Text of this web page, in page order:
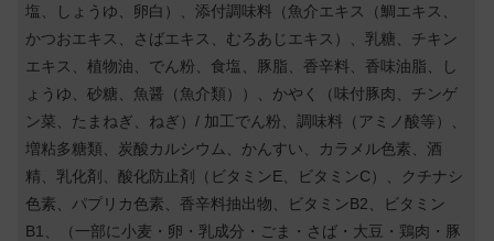
塩、しょうゆ、卵白）、添付調味料（魚介エキス（鯛エキス、
かつおエキス、さばエキス、むろあじエキス）、乳糖、チキン
エキス、植物油、でん粉、食塩、豚脂、香辛料、香味油脂、し
ょうゆ、砂糖、魚醤（魚介類））、かやく（味付豚肉、チンゲ
ン菜、たまねぎ、ねぎ）/ 加工でん粉、調味料（アミノ酸等）、
増粘多糖類、炭酸カルシウム、かんすい、カラメル色素、酒
精、乳化剤、酸化防止剤（ビタミンE、ビタミンC）、クチナシ
色素、パプリカ色素、香辛料抽出物、ビタミンB2、ビタミン
B1、（一部に小麦・卵・乳成分・ごま・さば・大豆・鶏肉・豚